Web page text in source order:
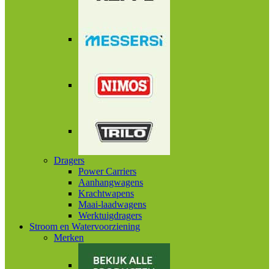
Dragers
Power Carriers
Aanhangwagens
Krachtwapens
Maai-laadwagens
Werktuigdragers
Stroom en Watervoorziening
Merken